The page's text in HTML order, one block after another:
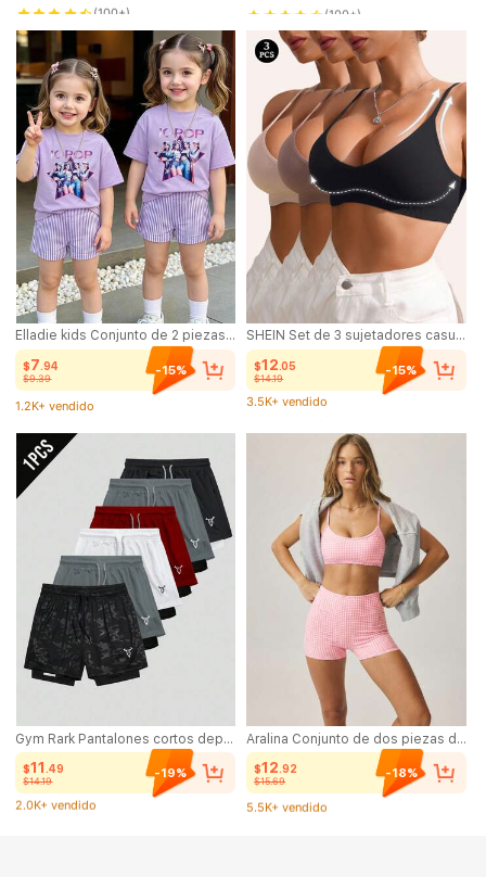
Elladie kids Conjunto de 2 piezas para niñas jóvenes estilo callejero con camiseta de cuello redondo y manga corta con estampado de dibujos animados de grupo de chicas K-POP en color púrpura y pantalones cortos casuales a juego con rayas verticales y cintura elástica, atuendo deportivo holgado y amigable con la piel para salidas diarias
$7.94
$9.39
-15%
1.2K+ vendido
Gym Rark Pantalones cortos deportivos para hombres con estampado de toro y cordón ajustable a la cintura
$11.49
$14.19
-19%
2.0K+ vendido
(500+)
SHEIN Set de 3 sujetadores casuales sin costuras y sin cables con diseño acanalado para mujeres
$12.05
$14.19
-15%
3.5K+ vendido
(1000+)
Aralina Conjunto de dos piezas de ropa deportiva para entrenamiento en el gimnasio con top corto de tirantes estampado a cuadros y shorts de cintura alta, estilo casual de verano, atuendo de fan de la Copa del Mundo
$12.92
$15.69
-18%
5.5K+ vendido
(1000+)